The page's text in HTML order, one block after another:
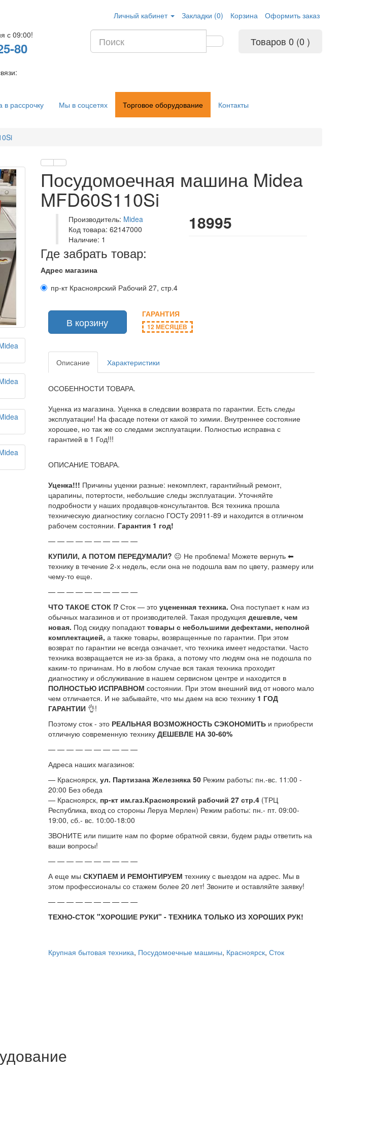
Личный кабинет
Закладки (0) Корзина Оформить заказ
с 09:00!
80 Товаров 0 (0 )
в рассрочку Мы в соцсетях Торговое оборудование Контакты
Посудомоечная машина Midea
MFD60S110Si
Производитель: Midea
Код товара: 62147000
Наличие: 1
18995
Где забрать товар:
Адрес магазина
пр-кт Красноярский Рабочий 27, стр.4
В корзину
ГАРАНТИЯ
12 МЕСЯЦЕВ
Описание Характеристики
ОСОБЕННОСТИ ТОВАРА.
Уценка из магазина. Уценка в следсвии возврата по гарантии. Есть следы
эксплуатации! На фасаде потеки от какой то химии. Внутреннее состояние
хорошее, но так же со следами эксплуатации. Полностью исправна с
гарантией в 1 Год!!!
ОПИСАНИЕ ТОВАРА.
Уценка!!! Причины уценки разные: некомплект, гарантийный ремонт,
царапины, потертости, небольшие следы эксплуатации. Уточняйте
подробности у наших продавцов-консультантов. Вся техника прошла
техническую диагностику согласно ГОСТу 20911-89 и находится в отличном
рабочем состоянии. Гарантия 1 год!
— — — — — — — — — —
КУПИЛИ, А ПОТОМ ПЕРЕДУМАЛИ? 😐 Не проблема! Можете вернуть ⬅
технику в течение 2-х недель, если она не подошла вам по цвету, размеру или
чему-то еще.
— — — — — — — — — —
ЧТО ТАКОЕ СТОК ⁉Сток — это уцененная техника. Она поступает к нам из
обычных магазинов и от производителей. Такая продукция дешевле, чем
новая. Под скидку попадаюттовары с небольшими дефектами, неполной
комплектацией, а также товары, возвращенные по гарантии. При этом
возврат по гарантии не всегда означает, что техника имеет недостатки. Часто
техника возвращается не из-за брака, а потому что людям она не подошла по
каким-то причинам. Но в любом случае вся такая техника проходит
диагностику и обслуживание в нашем сервисном центре и находится в
ПОЛНОСТЬЮ ИСПРАВНОМ состоянии. При этом внешний вид от нового мало
чем отличается. И не забывайте, что мы даем на всю технику 1 ГОД
ГАРАНТИИ👌!
Поэтому сток - это РЕАЛЬНАЯ ВОЗМОЖНОСТЬ СЭКОНОМИТЬи приобрести
отличную современную технику ДЕШЕВЛЕ НА 30-60%
— — — — — — — — — —
Адреса наших магазинов:
— Красноярск, ул. Партизана Железняка 50Режим работы: пн.-вс. 11:00 -
20:00 Без обеда
— Красноярск, пр-кт им.газ.Красноярский рабочий 27 стр.4(ТРЦ
Республика, вход со стороны Леруа Мерлен) Режим работы: пн.- пт. 09:00-
19:00, сб.- вс. 10:00-18:00
ЗВОНИТЕ или пишите нам по форме обратной связи, будем рады ответить на
ваши вопросы!
— — — — — — — — — —
А еще мы СКУПАЕМ И РЕМОНТИРУЕМ технику с выездом на адрес. Мы в
этом профессионалы со стажем более 20 лет! Звоните и оставляйте заявку!
— — — — — — — — — —
ТЕХНО-СТОК "ХОРОШИЕ РУКИ" - ТЕХНИКА ТОЛЬКО ИЗ ХОРОШИХ РУК!
Крупная бытовая техника, Посудомоечные машины, Красноярск, Сток